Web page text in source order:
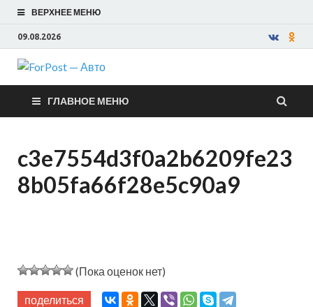
ВЕРХНЕЕ МЕНЮ
09.08.2026
ForPost —
Авто
ГЛАВНОЕ МЕНЮ
c3e7554d3f0a2b6209fe23
8b05fa66f28e5c90a9
(Пока оценок нет)
поделиться